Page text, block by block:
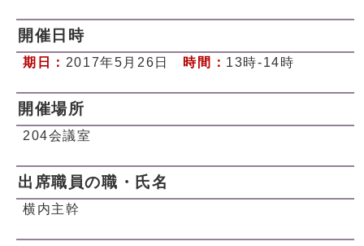
開催日時
期日： 2017年5月26日 時間： 13時-14時
開催場所
204会議室
出席職員の職・氏名
横内主幹